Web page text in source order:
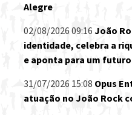
Alegre
02/08/2026 09:16 João
identidade, celebra a
e aponta para um
31/07/2026 15:08 Opus
atuação no João Rock